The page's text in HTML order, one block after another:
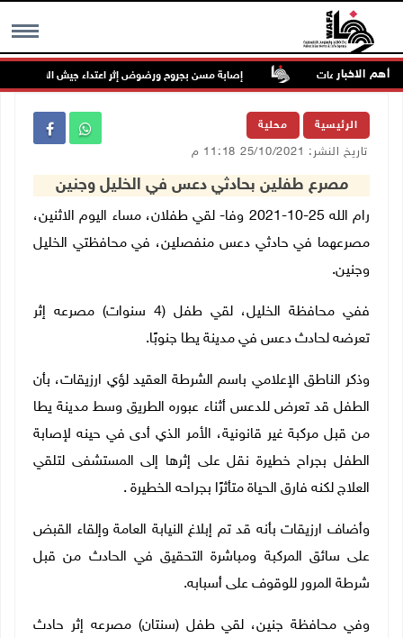
MENU أهم الاخبار
وتطوير الخدمات إصابة مسن بجروح ورضوض إثر اعتداء جيش الاحتلال عليه
الرئيسية محلية
تاريخ النشر: 25/10/2021 11:18 م
مصرع طفلين بحادثي دعس في الخليل وجنين
رام الله 25-10-2021 وفا- لقي طفلان، مساء اليوم الاثنين،
مصرعهما في حادثي دعس منفصلين، في محافظتي الخليل
وجنين.
ففي محافظة الخليل، لقي طفل (4 سنوات) مصرعه إثر
تعرضه لحادث دعس في مدينة يطا جنوبًا.
وذكر الناطق الإعلامي باسم الشرطة العقيد لؤي ارزيقات، بأن
الطفل قد تعرض للدعس أثناء عبوره الطريق وسط مدينة يطا
من قبل مركبة غير قانونية، الأمر الذي أدى في حينه لإصابة
الطفل بجراح خطيرة نقل على إثرها إلى المستشفى لتلقي
العلاج لكنه فارق الحياة متأثرًا بجراحه الخطيرة .
وأضاف ارزيقات بأنه قد تم إبلاغ النيابة العامة وإلقاء القبض
على سائق المركبة ومباشرة التحقيق في الحادث من قبل
شرطة المرور للوقوف على أسبابه.
وفي محافظة جنين، لقي طفل (سنتان) مصرعه إثر حادث